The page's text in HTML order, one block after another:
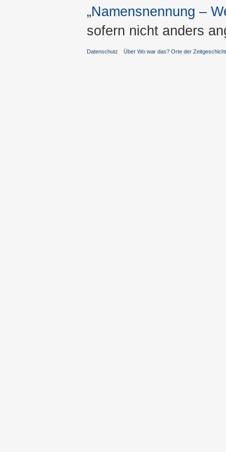
„Namensnennung –
sofern nicht anders
Datenschutz Über Wo war das? Orte der